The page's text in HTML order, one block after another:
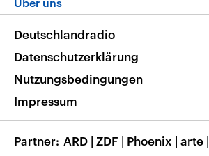
Neue Beiträge auf dlf.de
Deutschlandfunk App
Nachrichten App
Frequenzen
Veranstaltungen
Musikliste
RSS
Barrierefreiheit
Deutschlandradio
Datenschutzerklärung
Nutzungsbedingungen
Impressum
Partner ARD | ZDF | Phoenix | arte |